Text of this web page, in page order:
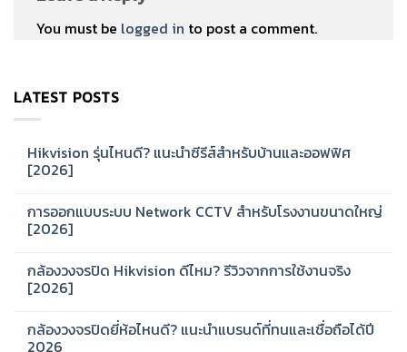
You must be logged in to post a comment.
LATEST POSTS
Hikvision รุ่นไหนดี? แนะนำซีรีส์สำหรับบ้านและออฟฟิศ
[2026]
on
Hikvision
รุ่น
แนะนำ
ซี
รีส์
และ
ออฟฟิศ
การออกแบบระบบ Network CCTV สำหรับโรงงานขนาดใหญ่
[2026]
on
การ
ออกแบบ
CCTV
สำหรับ
กล้องวงจรปิด Hikvision ดีไหม? รีวิวจากการใช้งานจริง
[2026]
on
กล้อง
กล้องวงจรปิดยี่ห้อไหนดี? แนะนำแบรนด์ที่ทนและเชื่อถือได้ปี
2026